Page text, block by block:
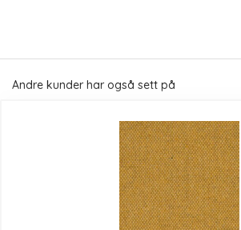
Andre kunder har også sett på